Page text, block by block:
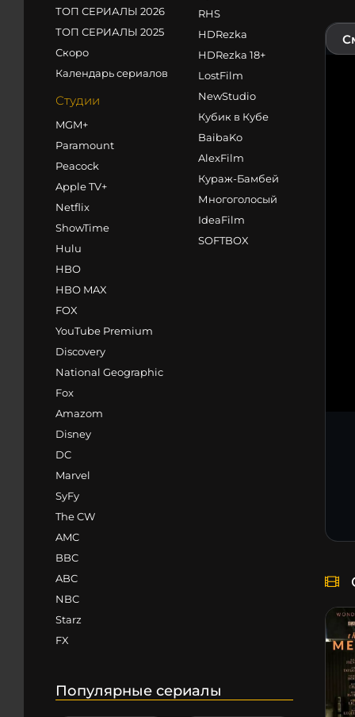
ТОП СЕРИАЛЫ 2026
ТОП СЕРИАЛЫ 2025
Скоро
Календарь сериалов
Студии
MGM+
Paramount
Peacock
Apple TV+
Netflix
ShowTime
Hulu
HBO
HBO MAX
FOX
YouTube Premium
Discovery
National Geographic
Fox
Amazom
Disney
DC
Marvel
SyFy
The CW
AMC
BBC
ABC
NBC
Starz
FX
RHS
HDRezka
HDRezka 18+
LostFilm
NewStudio
Кубик в Кубе
BaibaKo
AlexFilm
Кураж-Бамбей
Многоголосый
IdeaFilm
SOFTBOX
Популярные сериалы